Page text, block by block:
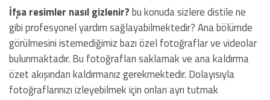
İfşaresimler nasılgizlenir?bu konuda sizlere distile ne
gibi profesyonel yardım sağlayabilmektedir? Ana bölümde
görülmesini istemediğimiz bazı özel fotoğraflar ve videolar
bulunmaktadır. Bu fotoğrafları saklamak ve ana kaldırma
özet akışından kaldırmanız gerekmektedir. Dolayısıyla
fotoğraflarınızı izleyebilmek için onları ayrı tutmak